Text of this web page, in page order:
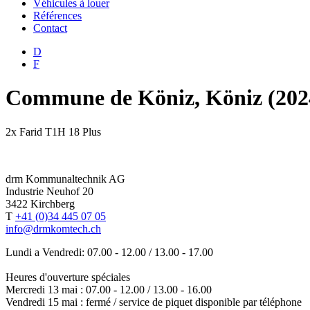
Véhicules à louer
Références
Contact
D
F
Commune de Köniz, Köniz
2x Farid T1H 18 Plus
drm Kommunaltechnik AG
Industrie Neuhof 20
3422 Kirchberg
T +41 (0)34 445 07 05
info@drmkomtech.ch
Lundi a Vendredi: 07.00 - 12.00 / 13.00 - 17.00
Heures d'ouverture spéciales
Mercredi 13 mai : 07.00 - 12.00 / 13.00 - 16.00
Vendredi 15 mai : fermé / service de piquet disponible par téléphone